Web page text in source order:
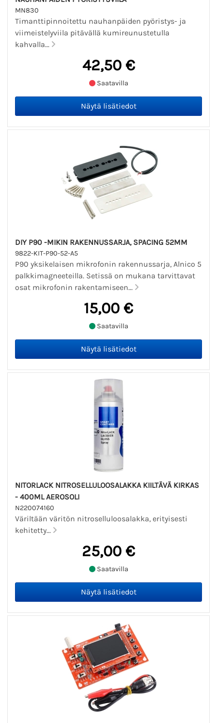
MN830
Timanttipinnoitettu nauhanpäiden pyöristys- ja
viimeistelyviila pitävällä kumireunustetulla
kahvalla...
42,50 €
Saatavilla
DIY P90 -MIKIN RAKENNUSSARJA, SPACING 52MM
9822-KIT-P90-52-A5
P90 yksikelaisen mikrofonin rakennussarja, Alnico 5
palkkimagneeteilla. Setissä on mukana tarvittavat
osat mikrofonin rakentamiseen...
15,00 €
Saatavilla
NITORLACK NITROSELLULOOSALAKKA KIILTÄVÄ KIRKAS
- 400ML AEROSOLI
N220074160
Väriltään väritön nitroselluloosalakka, erityisesti
kehitetty...
25,00 €
Saatavilla